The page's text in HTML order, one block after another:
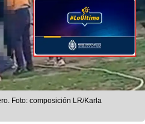
Foto: composición LR/Karla